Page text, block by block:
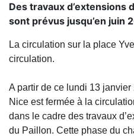
Des travaux d’extensions
sont prévus jusqu’en juin
La circulation sur la place
circulation.
A partir de ce lundi 13
Nice est fermée à la
dans le cadre des travaux
du Paillon. Cette phase du